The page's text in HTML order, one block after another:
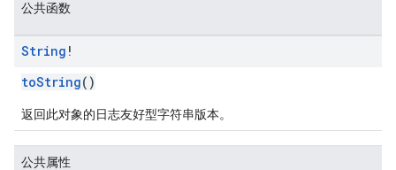
公共函数
String !
toString()
返回此对象的日志友好型字符串版本。
公共属性